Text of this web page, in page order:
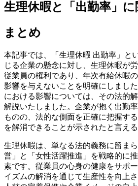
生理休暇と「出勤率」
まとめ
本記事では、「生理休暇 出勤率」と
じる企業の懸念に対し、生理休暇が
従業員の権利であり、年次有給休暇
影響を与えないことを明確にしまし
における影響については、その法的
解説いたしました。企業が抱く出勤
ものの、法的な側面を正確に把握す
を解消できることが示されたと言える
生理休暇は、単なる法的義務に留ま
営」と「女性活躍推進」を戦略的に
素です。従業員の心身の健康をサポ
イズムの解消を通じて生産性を向上